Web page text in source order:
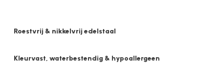
Roestvrij & nikkelvrij edelstaal
Kleurvast, waterbestendig & hypoallergeen